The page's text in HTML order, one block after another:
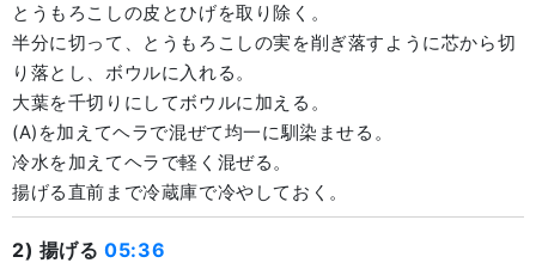
とうもろこしの皮とひげを取り除く。
半分に切って、とうもろこしの実を削ぎ落すように芯から切
り落とし、ボウルに入れる。
大葉を千切りにしてボウルに加える。
(A)を加えてヘラで混ぜて均一に馴染ませる。
冷水を加えてヘラで軽く混ぜる。
揚げる直前まで冷蔵庫で冷やしておく。
2) 揚げる05:36